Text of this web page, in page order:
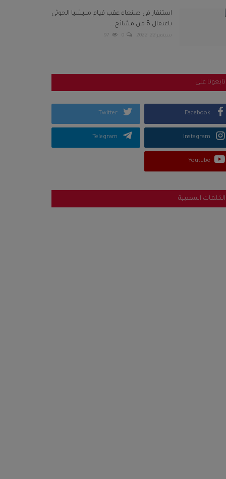
استنفار في صنعاء عقب قيام مليشيا الحوثي
باعتقال 8 من مشائخ...
سبتمبر 22, 2022 0
97
تابعونا على
Facebook
Twitter
Instagram
Telegram
Youtube
الكلمات الشعبية